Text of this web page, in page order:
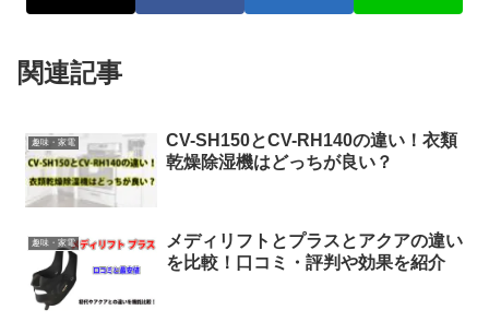
関連記事
趣味・家電
CV-SH150とCV-RH140の違い！衣類
乾燥除湿機はどっちが良い？
趣味・家電
メディリフトとプラスとアクアの違い
を比較！口コミ・評判や効果を紹介